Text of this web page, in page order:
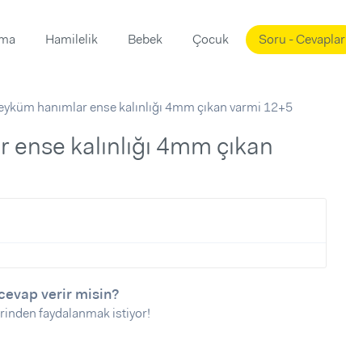
Hamilelik Bebek Çocuk Soru - Cevaplar
hanımlar ense kalınlığı 4mm çıkan varmi 12+5
verir misin?
faydalanmak istiyor!